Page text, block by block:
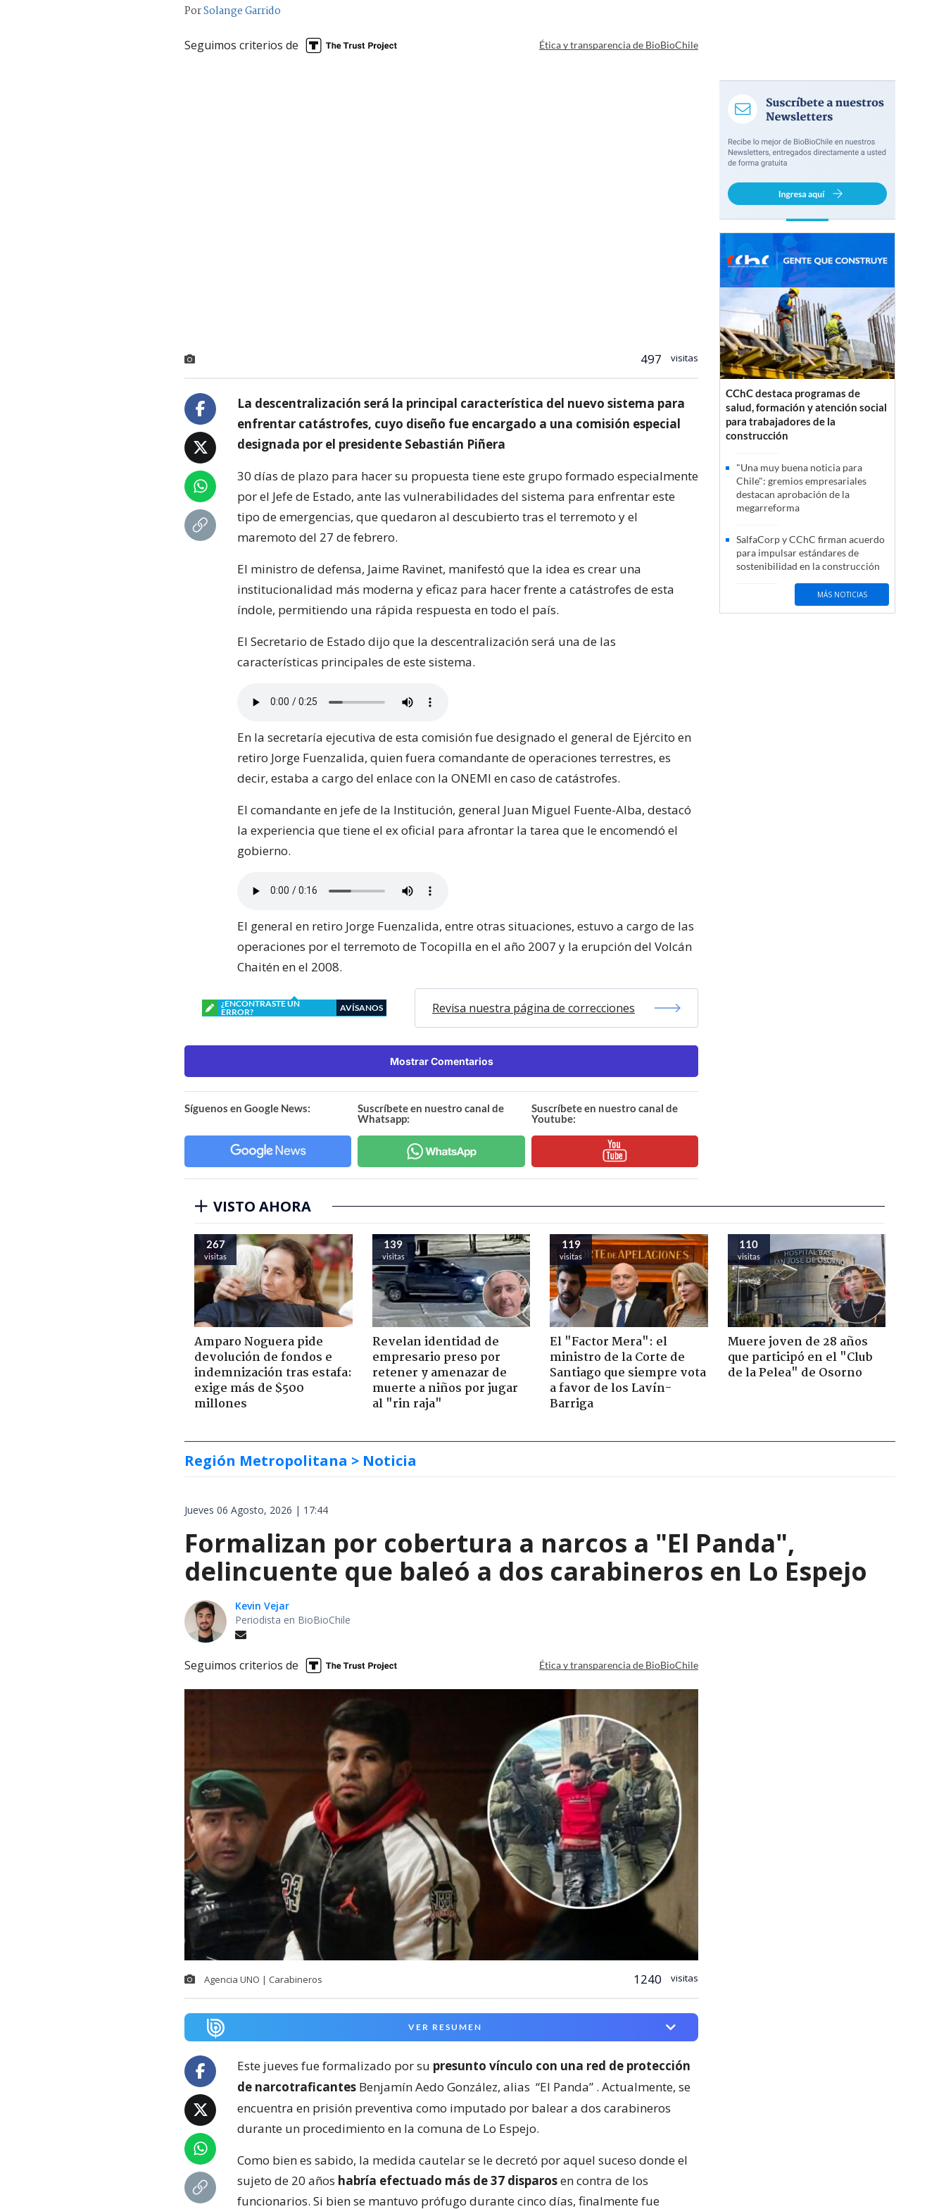
PorSolange Garrido
Seguimos criterios de Ética y transparencia de BioBioChile
497 visitas
La descentralización será la principal característica del nuevo sistema para
enfrentar catástrofes, cuyo diseño fue encargado a una comisión especial
designada por el presidente Sebastián Piñera
30 días de plazo para hacer su propuesta tiene este grupo formado especialmente
por el Jefe de Estado, ante las vulnerabilidades del sistema para enfrentar este
tipo de emergencias, que quedaron al descubierto tras el terremoto y el
maremoto del 27 de febrero.
El ministro de defensa, Jaime Ravinet, manifestó que la idea es crear una
institucionalidad más moderna y eficaz para hacer frente a catástrofes de esta
índole, permitiendo una rápida respuesta en todo el país.
El Secretario de Estado dijo que la descentralización será una de las
características principales de este sistema.
En la secretaría ejecutiva de esta comisión fue designado el general de Ejército en
retiro Jorge Fuenzalida, quien fuera comandante de operaciones terrestres, es
decir, estaba a cargo del enlace con la ONEMI en caso de catástrofes.
El comandante en jefe de la Institución, general Juan Miguel Fuente-Alba, destacó
la experiencia que tiene el ex oficial para afrontar la tarea que le encomendó el
gobierno.
El general en retiro Jorge Fuenzalida, entre otras situaciones, estuvo a cargo de las
operaciones por el terremoto de Tocopilla en el año 2007 y la erupción del Volcán
Chaitén en el 2008.
¿ENCONTRASTE UN
ERROR?
AVÍSANOS Revisa nuestra página de correcciones
Mostrar Comentarios
Síguenos en Google News:
Suscríbete en nuestro canal de
Whatsapp:
Suscríbete en nuestro canal de
Youtube:
CChC destaca programas de
salud, formación y atención social
para trabajadores de la
construcción
"Una muy buena noticia para
Chile": gremios empresariales
destacan aprobación de la
megarreforma
SalfaCorp y CChC firman acuerdo
para impulsar estándares de
sostenibilidad en la construcción
MÁS NOTICIAS
VISTO AHORA
267
visitas
Amparo Noguera pide
devolución de fondos e
indemnización tras estafa:
exige más de $500
millones
139
visitas
Revelan identidad de
empresario preso por
retener y amenazar de
muerte a niños por jugar
al "rin raja"
119
visitas
El "Factor Mera": el
ministro de la Corte de
Santiago que siempre vota
a favor de los Lavín-
Barriga
110
visitas
Muere joven de 28 años
que participó en el "Club
de la Pelea" de Osorno
Región Metropolitana > Noticia
Jueves 06 Agosto, 2026 | 17:44
Formalizan por cobertura a narcos a "El Panda",
delincuente que baleó a dos carabineros en Lo Espejo
Kevin Vejar
Periodista en BioBioChile
Seguimos criterios de Ética y transparencia de BioBioChile
Agencia UNO | Carabineros 1240 visitas
VER RESUMEN
Este jueves fue formalizado por su presunto vínculo con una red de protección
de narcotraficantes Benjamín Aedo González, alias “El Panda” . Actualmente, se
encuentra en prisión preventiva como imputado por balear a dos carabineros
durante un procedimiento en la comuna de Lo Espejo.
Como bien es sabido, la medida cautelar se le decretó por aquel suceso donde el
sujeto de 20 años habría efectuado más de 37 disparosen contra de los
funcionarios. Si bien se mantuvo prófugo durante cinco días, finalmente fue